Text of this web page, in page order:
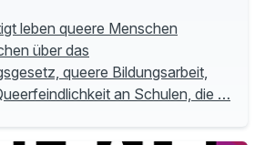
leben queere Menschen
über das
queere Bildungsarbeit,
an Schulen, die …